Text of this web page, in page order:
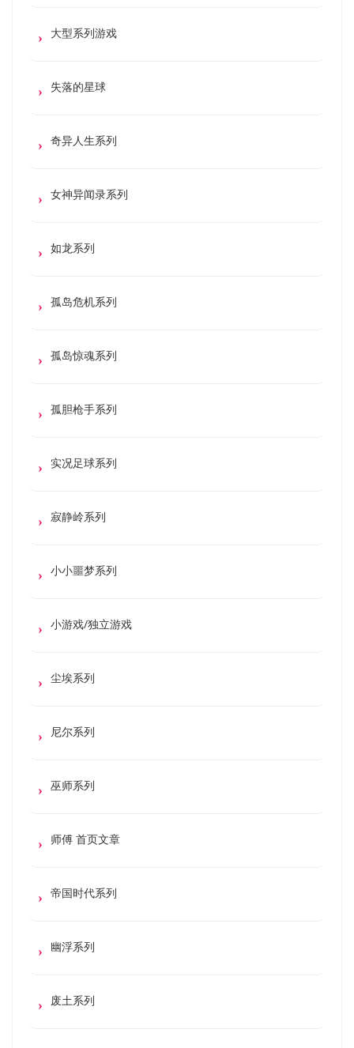
大型系列游戏
失落的星球
奇异人生系列
女神异闻录系列
如龙系列
孤岛危机系列
孤岛惊魂系列
孤胆枪手系列
实况足球系列
寂静岭系列
小小噩梦系列
小游戏/独立游戏
尘埃系列
尼尔系列
巫师系列
师傅 首页文章
帝国时代系列
幽浮系列
废土系列